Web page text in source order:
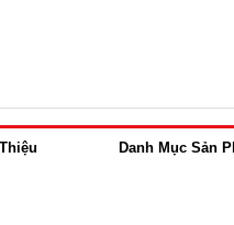
Danh Mục Sản